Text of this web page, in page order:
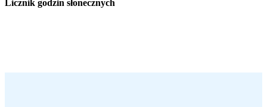
Licznik godzin słonecznych